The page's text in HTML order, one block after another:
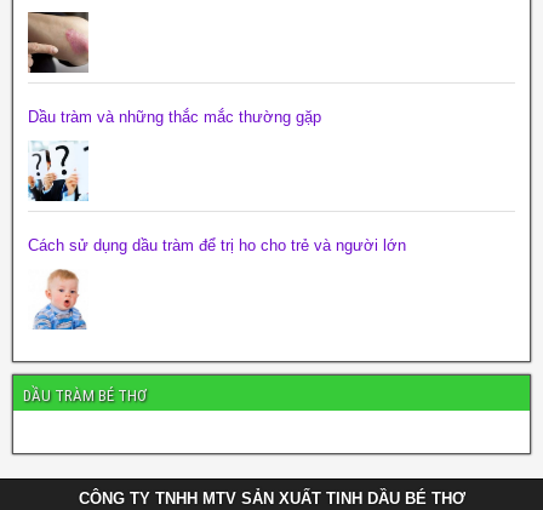
Dầu tràm và những thắc mắc thường gặp
Cách sử dụng dầu tràm để trị ho cho trẻ và người lớn
DẦU TRÀM BÉ THƠ
CÔNG TY TNHH MTV SẢN XUẤT TINH DẦU BÉ THƠ